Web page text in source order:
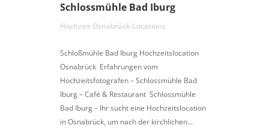
Schlossmühle Bad Iburg
Hochzeit Osnabrück Locations
Schloßmühle Bad Iburg Hochzeitslocation
Osnabrück Erfahrungen vom
Hochzeitsfotografen – Schlossmühle Bad
Iburg – Café & Restaurant Schlossmühle
Bad Iburg – Ihr sucht eine Hochzeitslocation
in Osnabrück, um nach der kirchlichen...